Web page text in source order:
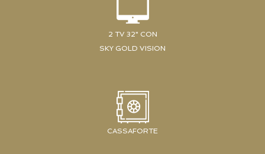
2 TV 32" CON
SKY GOLD VISION
CASSAFORTE